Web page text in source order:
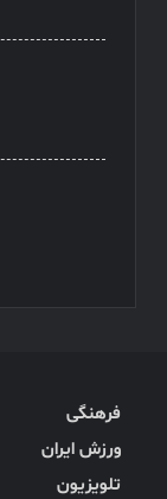
فرهنگی
ورزش ایران
تلویزیون